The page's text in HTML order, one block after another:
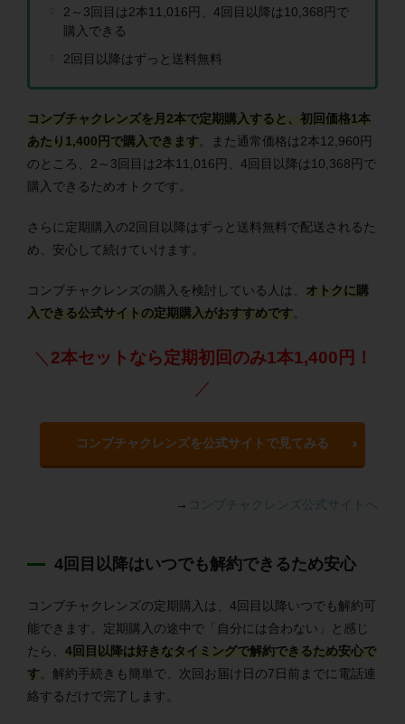
2～3回目は2本11,016円、4回目以降は10,368円で
購入できる
2回目以降はずっと送料無料
コンブチャクレンズを月2本で定期購入すると、初回価格1本
あたり1,400円で購入できます 。また通常価格は2本12,960円
のところ、2～3回目は2本11,016円、4回目以降は10,368円で
購入できるためオトクです。
さらに定期購入の2回目以降はずっと送料無料で配送されるた
め、安心して続けていけます。
コンブチャクレンズの購入を検討している人は、 オトクに購
入できる公式サイトの定期購入がおすすめです
＼ 2本セットなら定期初回のみ1本1,400円！
／
コンブチャクレンズを公式サイトで見てみる
→ コンブチャクレンズ公式サイトへ
4回目以降はいつでも解約できるため安心
コンブチャクレンズの定期購入は、4回目以降いつでも解約可
能できます。定期購入の途中で「自分には合わない」と感じ
たら、 4回目以降は好きなタイミングで解約できるため安心で
す 。解約手続きも簡単で、次回お届け日の7日前までに電話連
絡するだけで完了します。